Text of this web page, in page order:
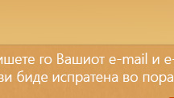
pavloska 24 сеп 2022